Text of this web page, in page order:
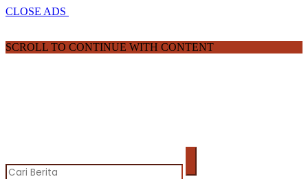
CLOSE ADS
SCROLL TO CONTINUE WITH CONTENT